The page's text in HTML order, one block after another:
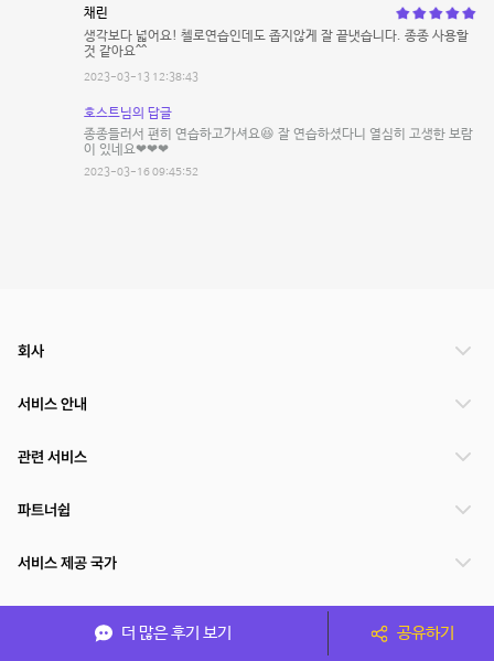
채린
생각보다 넓어요! 첼로연습인데도 좁지않게 잘 끝냇습니다. 종종 사용할
것 같아요^^
2023-03-13 12:38:43
호스트님의 답글
종종들러서 편히 연습하고가셔요😆 잘 연습하셨다니 열심히 고생한 보람
이 있네요❤❤❤
2023-03-16 09:45:52
더 많은 후기 보기 공유하기
회사
서비스 안내
관련 서비스
파트너쉽
서비스 제공 국가
(주)NSPACE 사업자정보